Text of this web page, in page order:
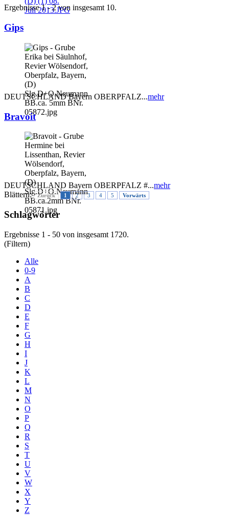
Ergebnisse 1 - 2 von insgesamt 10.
Gips
DEUTSCHLAND Bayern OBERPFALZ...mehr
Bravoit
DEUTSCHLAND Bayern OBERPFALZ #...mehr
Blättern: Zurück 1 2 3 4 5 Vorwärts
Schlagwörter
Ergebnisse 1 - 50 von insgesamt 1720.
(Filtern)
Alle
0-9
A
B
C
D
E
F
G
H
I
J
K
L
M
N
O
P
Q
R
S
T
U
V
W
X
Y
Z